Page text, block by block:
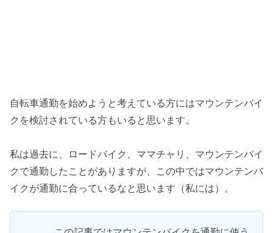
自転車通勤を始めようと考えている方にはマウンテンバイ
クを検討されている方もいると思います。
私は過去に、ロードバイク、ママチャリ、マウンテンバイ
クで通勤したことがありますが、この中ではマウンテンバ
イクが通勤に合っているなと思います（私には）。